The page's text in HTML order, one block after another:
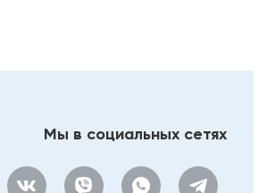
Мы в социальных сетях